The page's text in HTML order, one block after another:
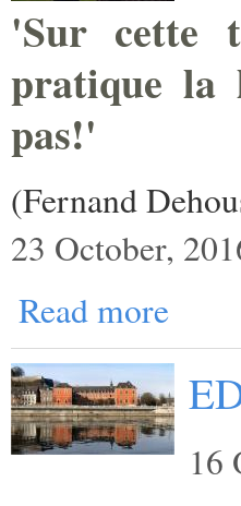
'Sur cette
pratique la
pas!'
(Fernand
23 October,
Read more
16